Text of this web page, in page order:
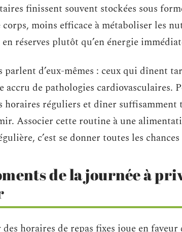
finissent souvent stockées sous
moins efficace à métaboliser les
réserves plutôt qu’en énergie
parlent d’eux-mêmes : ceux qui dînent
accru de pathologies cardiovasculaires.
horaires réguliers et dîner
Associer cette routine à une
c’est se donner toutes les
de la journée à
horaires de repas fixes joue en